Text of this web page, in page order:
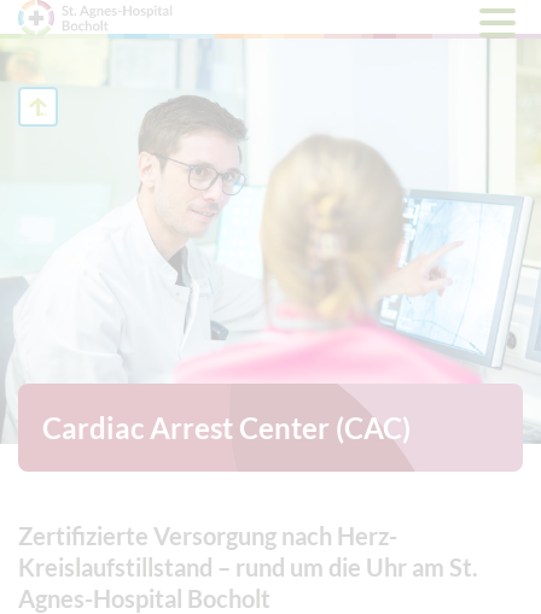
Cardiac Arrest Center (CAC)
Zertifizierte Versorgung nach Herz-
Kreislaufstillstand – rund um die Uhr am St.
Agnes-Hospital Bocholt